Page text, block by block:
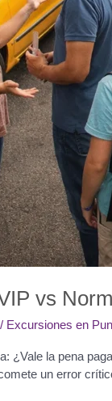
vs
/ Excursiones en
¿Vale la pena
un error